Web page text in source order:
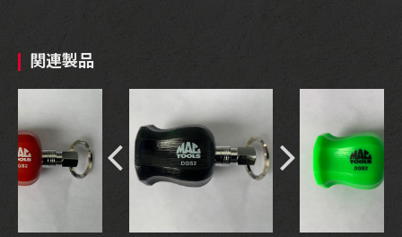
関連製品